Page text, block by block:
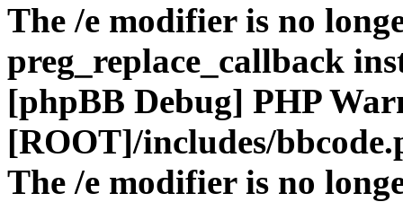
The /e modifier is no
preg_replace_callback
[phpBB Debug] PHP
[ROOT]/includes/
The /e modifier is no